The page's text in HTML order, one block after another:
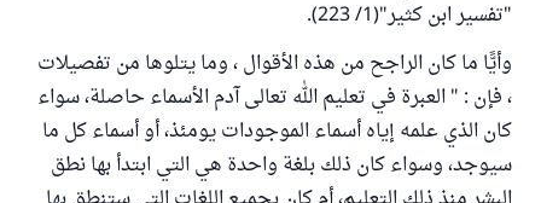
"تفسير ابن كثير"(1/ 223).
وأيًّا ما كان الراجح من هذه الأقوال ، وما يتلوها من تفصيلات
، فإن : " العبرة في تعليم الله تعالى آدم الأسماء حاصلة، سواء
كان الذي علمه إياه أسماء الموجودات يومئذ، أو أسماء كل ما
سيوجد، وسواء كان ذلك بلغة واحدة هي التي ابتدأ بها نطق